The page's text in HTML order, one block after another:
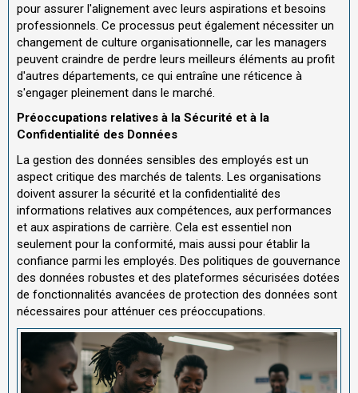
pour assurer l'alignement avec leurs aspirations et besoins
professionnels. Ce processus peut également nécessiter un
changement de culture organisationnelle, car les managers
peuvent craindre de perdre leurs meilleurs éléments au profit
d'autres départements, ce qui entraîne une réticence à
s'engager pleinement dans le marché.
Préoccupations relatives à la Sécurité et à la
Confidentialité des Données
La gestion des données sensibles des employés est un
aspect critique des marchés de talents. Les organisations
doivent assurer la sécurité et la confidentialité des
informations relatives aux compétences, aux performances
et aux aspirations de carrière. Cela est essentiel non
seulement pour la conformité, mais aussi pour établir la
confiance parmi les employés. Des politiques de gouvernance
des données robustes et des plateformes sécurisées dotées
de fonctionnalités avancées de protection des données sont
nécessaires pour atténuer ces préoccupations.